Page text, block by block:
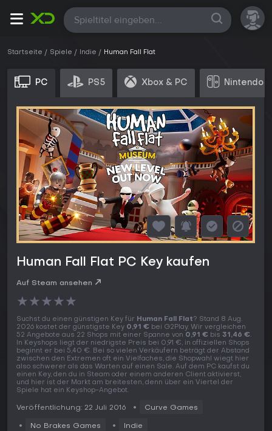
Alle
Startseite Spiele Indie Human Fall Flat
PC PS5 Xbox & PC Nintendo
Human Fall Flat PC Key kaufen
Auf Steam ansehen
★★★★★
Suchst du einen günstigen Key für Human Fall Flat? Stand 8 Aug.
2026 kostet der günstigste Key 0,91 € bei G2Play. Wir vergleichen
52 Angebote aus 22 Shops mit einer Spanne von 0,91 € bis 31,46 €.
In Keyshops liegt der niedrigste Preis bei 0,91 €, in offiziellen Shops
beginnt er bei 5,40 €. Bei so vielen Verkäufern beträgt der Abstand
zwischen den Extremen oft ein Vielfaches, die Shopwahl wiegt hier
also schwerer als das Warten auf einen Sale. Auf dem PC kaufst du
einen Key, den du in Steam oder einem anderen Client aktivierst,
und hier ist der Markt am breitesten, denn über ein Viertel der
Spiele hat ein Keyshop-Angebot.
Veröffentlichung: 22 Juli 2016 Curve Games
No Brakes Games Indie